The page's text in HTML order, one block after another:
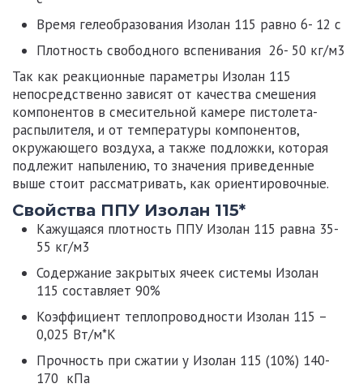
Время гелеобразования Изолан 115 равно 6- 12 с
Плотность свободного вспенивания 26- 50 кг/м3
Так как реакционные параметры Изолан 115
непосредственно зависят от качества смешения
компонентов в смесительной камере пистолета-
распылителя, и от температуры компонентов,
окружающего воздуха, а также подложки, которая
подлежит напылению, то значения приведенные
выше стоит рассматривать, как ориентировочные.
Свойства ППУ Изолан 115*
Кажущаяся плотность ППУ Изолан 115 равна 35-
55 кг/м3
Содержание закрытых ячеек системы Изолан
115 составляет 90%
Коэффициент теплопроводности Изолан 115 –
0,025 Вт/м*К
Прочность при сжатии у Изолан 115 (10%) 140-
170 кПа